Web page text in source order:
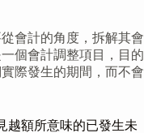
會計的角度，拆解其會
個會計調整項目，目的
際發生的期間，而不會
越額所意味的已發生未